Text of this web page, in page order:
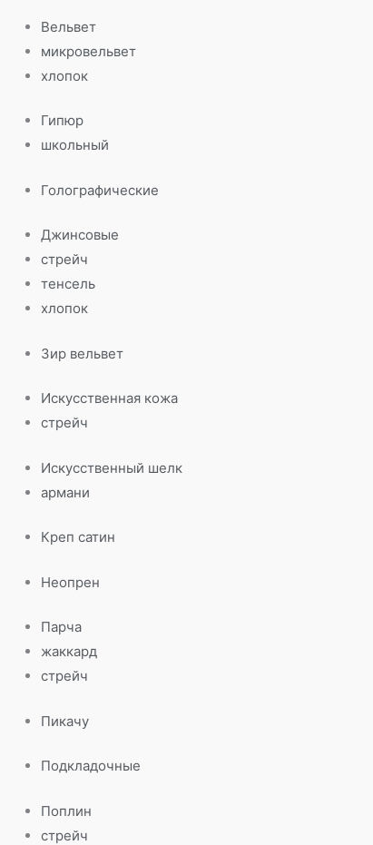
Вельвет
микровельвет
хлопок
Гипюр
школьный
Голографические
Джинсовые
стрейч
тенсель
хлопок
Зир вельвет
Искусственная кожа
стрейч
Искусственный шелк
армани
Креп сатин
Неопрен
Парча
жаккард
стрейч
Пикачу
Подкладочные
Поплин
стрейч